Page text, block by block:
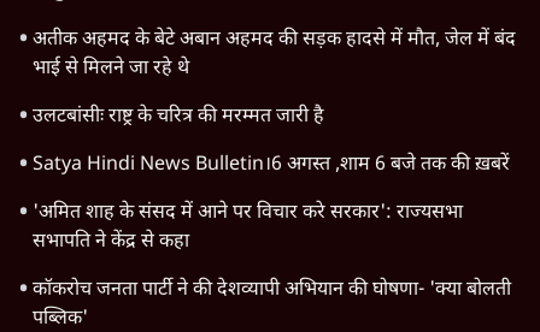
अतीक अहमद के बेटे अबान अहमद की सड़क हादसे में मौत, जेल में बंद
भाई से मिलने जा रहे थे
उलटबांसीः राष्ट्र के चरित्र की मरम्मत जारी है
Satya Hindi News Bulletin।6 अगस्त ,शाम 6 बजे तक की ख़बरें
'अमित शाह के संसद में आने पर विचार करे सरकार': राज्यसभा
सभापति ने केंद्र से कहा
कॉकरोच जनता पार्टी ने की देशव्यापी अभियान की घोषणा- 'क्या बोलती
पब्लिक'